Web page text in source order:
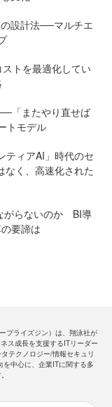
設計法──マルチエ
トを最適化してい
「またやり直せば
トモデル
ティアAI」時代のセ
く、高速化された
がらないのか BI導
要諦は
プライズジン）は、翔泳社が
ス成長を支援するITリーダー
テクノロジー/情報セキュリ
中心に、企業ITに関する多